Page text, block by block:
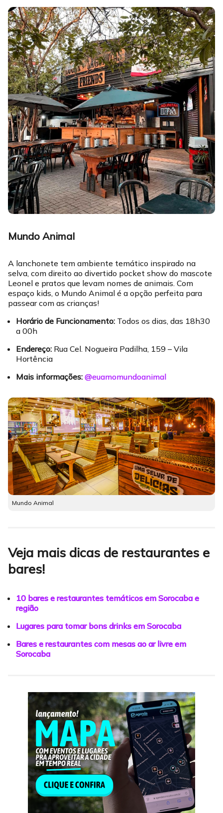
Mundo Animal
A lanchonete tem ambiente temático inspirado na
selva, com direito ao divertido pocket show do mascote
Leonel e pratos que levam nomes de animais. Com
espaço kids, o Mundo Animal é a opção perfeita para
passear com as crianças!
Horário de Funcionamento: Todos os dias, das 18h30
a 00h
Endereço: Rua Cel. Nogueira Padilha, 159 – Vila
Hortência
Mais informações: @euamomundoanimal
Mundo Animal
Veja mais dicas de restaurantes e
bares!
10 bares e restaurantes temáticos em Sorocaba e
região
Lugares para tomar bons drinks em Sorocaba
Bares e restaurantes com mesas ao ar livre em
Sorocaba